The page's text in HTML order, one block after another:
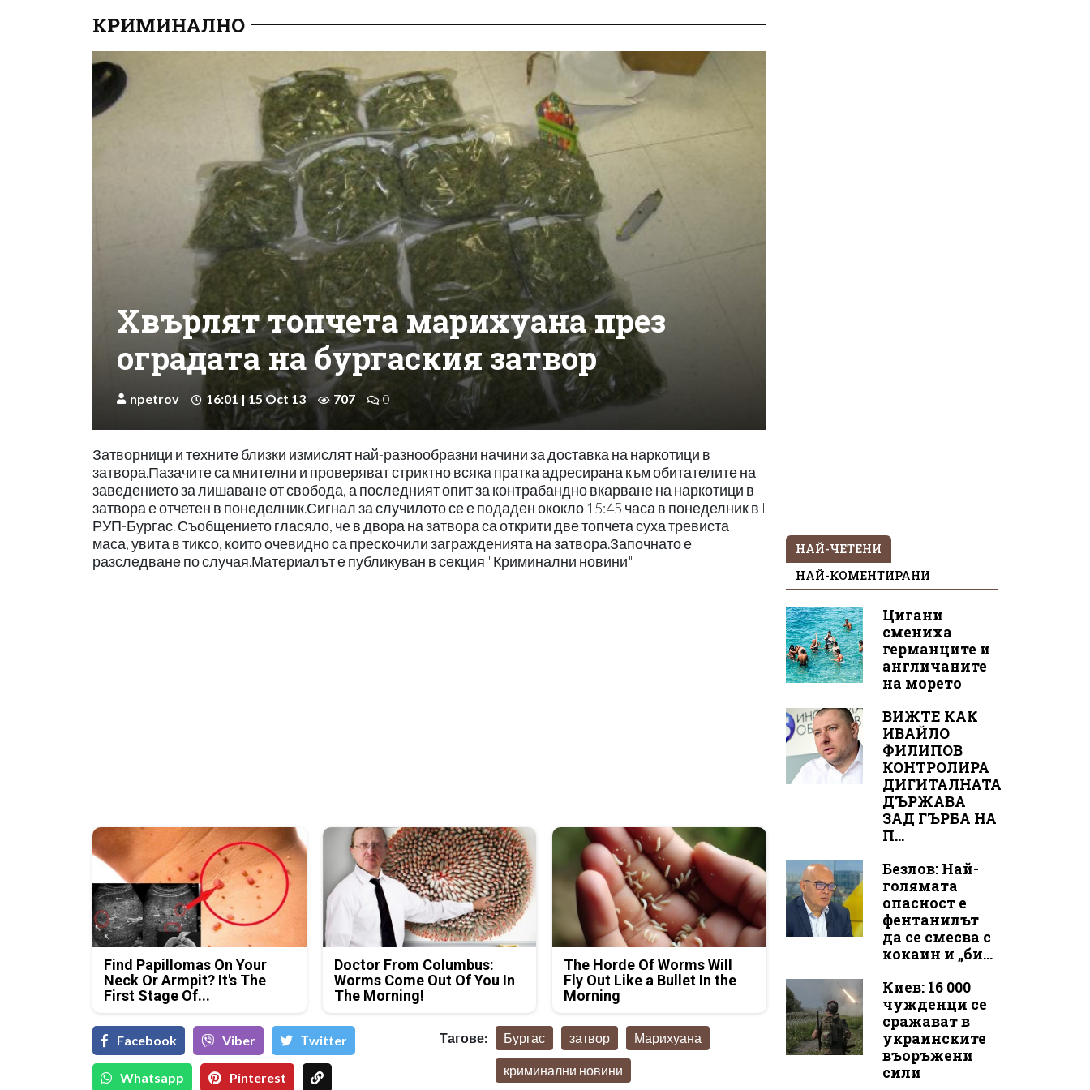
КРИМИНАЛНО
Хвърлят топчета марихуана през
оградата на бургаския затвор
npetrov 16:01 | 15 Oct 13 707 0
Затворници и техните близки измислят най-разнообразни начини за доставка на наркотици в
затвора.Пазачите са мнителни и проверяват стриктно всяка пратка адресирана към обитателите на
заведението за лишаване от свобода, а последният опит за контрабандно вкарване на наркотици в
затвора е отчетен в понеделник.Сигнал за случилото се е подаден ококло 15:45 часа в понеделник в I
РУП-Бургас. Съобщението гласяло, че в двора на затвора са открити две топчета суха тревиста
маса, увита в тиксо, които очевидно са прескочили загражденията на затвора.Започнато е
разследване по случая.Материалът е публикуван в секция "Криминални новини"
Find Papillomas On Your
Neck Or Armpit? It's The
First Stage Of...
Doctor From Columbus:
Worms Come Out Of You In
The Morning!
The Horde Of Worms Will
Fly Out Like a Bullet In the
Morning
Facebook Viber Тwitter
Whatsapp Pinterest
Тагове: Бургас затвор Марихуана
криминални новини
НАЙ-ЧЕТЕНИ
НАЙ-КОМЕНТИРАНИ
Цигани
смениха
германците и
англичаните
на морето
ВИЖТЕ КАК
ИВАЙЛО
ФИЛИПОВ
КОНТРОЛИРА
ДИГИТАЛНАТА
ДЪРЖАВА
ЗАД ГЪРБА НА
П...
Безлов: Най-
голямата
опасност е
фентанилът
да се смесва с
кокаин и „би...
Киев: 16 000
чужденци се
сражават в
украинските
въоръжени
сили